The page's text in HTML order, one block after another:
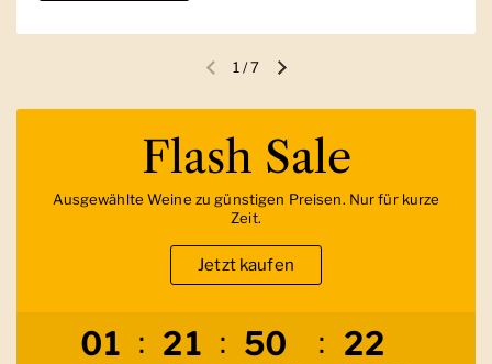
Vorherige FolieNächste Folie
1 /7
Verbleibende Zeit
01 : 21 : 50 : 21
Flash Sale
Ausgewählte Weine zu günstigen Preisen. Nur für kurze
Zeit.
Jetzt kaufen